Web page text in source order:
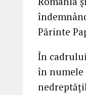
Părinte
În
în numele